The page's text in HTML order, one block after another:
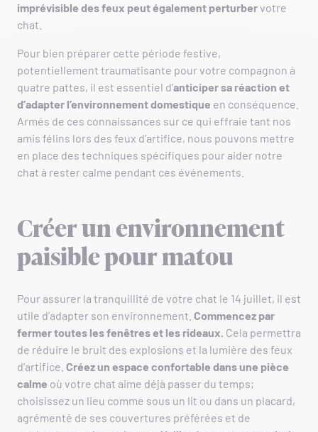
imprévisible des feux peut également perturbervotre
chat.
Pour bien préparer cette période festive,
potentiellement traumatisante pour votre compagnon à
quatre pattes, il est essentiel d’anticiper sa réaction et
d’adapter l’environnement domestique en conséquence.
Armés de ces connaissances sur ce qui effraie tant nos
amis félins lors des feux d’artifice, nous pouvons mettre
en place des techniques spécifiques pour aider notre
chat à rester calme pendant ces événements.
Créer un environnement
paisible pour matou
Pour assurer la tranquillité de votre chat le 14 juillet, il est
utile d’adapter son environnement. Commencez par
fermer toutes les fenêtres et les rideaux. Cela permettra
de réduire le bruit des explosions et la lumière des feux
d’artifice. Créez un espace confortable dans une pièce
calme où votre chat aime déjà passer du temps;
choisissez un lieu comme sous un lit ou dans un placard,
agrémenté de ses couvertures préférées et de